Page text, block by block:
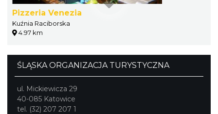
Pizzeria Venezia
Kuźnia Raciborska
4.97 km
ŚLĄSKA ORGANIZACJA TURYSTYCZNA
ul. Mickiewicza 29
40-085 Katowice
tel. (32) 207 207 1